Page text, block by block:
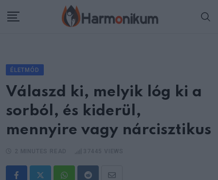
ÉLETMÓD
Válaszd ki, melyik lóg ki a
sorból, és kiderül,
mennyire vagy nárcisztikus